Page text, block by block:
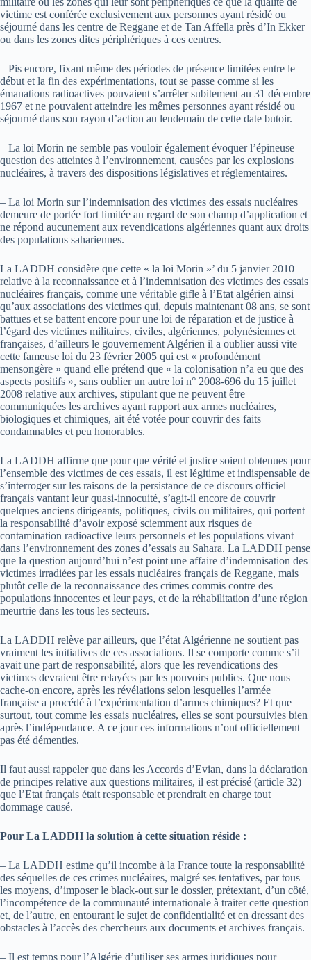
victime est conférée exclusivement aux personnes ayant résidé ou
séjourné dans les centre de Reggane et de Tan Affella près d’In Ekker
ou dans les zones dites périphériques à ces centres.
– Pis encore, fixant même des périodes de présence limitées entre le
début et la fin des expérimentations, tout se passe comme si les
émanations radioactives pouvaient s’arrêter subitement au 31 décembre
1967 et ne pouvaient atteindre les mêmes personnes ayant résidé ou
séjourné dans son rayon d’action au lendemain de cette date butoir.
– La loi Morin ne semble pas vouloir également évoquer l’épineuse
question des atteintes à l’environnement, causées par les explosions
nucléaires, à travers des dispositions législatives et réglementaires.
– La loi Morin sur l’indemnisation des victimes des essais nucléaires
demeure de portée fort limitée au regard de son champ d’application et
ne répond aucunement aux revendications algériennes quant aux droits
des populations sahariennes.
La LADDH considère que cette « la loi Morin »’ du 5 janvier 2010
relative à la reconnaissance et à l’indemnisation des victimes des essais
nucléaires français, comme une véritable gifle à l’Etat algérien ainsi
qu’aux associations des victimes qui, depuis maintenant 08 ans, se sont
battues et se battent encore pour une loi de réparation et de justice à
l’égard des victimes militaires, civiles, algériennes, polynésiennes et
françaises, d’ailleurs le gouvernement Algérien il a oublier aussi vite
cette fameuse loi du 23 février 2005 qui est « profondément
mensongère » quand elle prétend que « la colonisation n’a eu que des
aspects positifs », sans oublier un autre loi n° 2008-696 du 15 juillet
2008 relative aux archives, stipulant que ne peuvent être
communiquées les archives ayant rapport aux armes nucléaires,
biologiques et chimiques, ait été votée pour couvrir des faits
condamnables et peu honorables.
La LADDH affirme que pour que vérité et justice soient obtenues pour
l’ensemble des victimes de ces essais, il est légitime et indispensable de
s’interroger sur les raisons de la persistance de ce discours officiel
français vantant leur quasi-innocuité, s’agit-il encore de couvrir
quelques anciens dirigeants, politiques, civils ou militaires, qui portent
la responsabilité d’avoir exposé sciemment aux risques de
contamination radioactive leurs personnels et les populations vivant
dans l’environnement des zones d’essais au Sahara. La LADDH pense
que la question aujourd’hui n’est point une affaire d’indemnisation des
victimes irradiées par les essais nucléaires français de Reggane, mais
plutôt celle de la reconnaissance des crimes commis contre des
populations innocentes et leur pays, et de la réhabilitation d’une région
meurtrie dans les tous les secteurs.
La LADDH relève par ailleurs, que l’état Algérienne ne soutient pas
vraiment les initiatives de ces associations. Il se comporte comme s’il
avait une part de responsabilité, alors que les revendications des
victimes devraient être relayées par les pouvoirs publics. Que nous
cache-on encore, après les révélations selon lesquelles l’armée
française a procédé à l’expérimentation d’armes chimiques? Et que
surtout, tout comme les essais nucléaires, elles se sont poursuivies bien
après l’indépendance. A ce jour ces informations n’ont officiellement
pas été démenties.
Il faut aussi rappeler que dans les Accords d’Evian, dans la déclaration
de principes relative aux questions militaires, il est précisé (article 32)
que l’Etat français était responsable et prendrait en charge tout
dommage causé.
Pour La LADDH la solution à cette situation réside :
– La LADDH estime qu’il incombe à la France toute la responsabilité
des séquelles de ces crimes nucléaires, malgré ses tentatives, par tous
les moyens, d’imposer le black-out sur le dossier, prétextant, d’un côté,
l’incompétence de la communauté internationale à traiter cette question
et, de l’autre, en entourant le sujet de confidentialité et en dressant des
obstacles à l’accès des chercheurs aux documents et archives français.
– Il est temps pour l’Algérie d’utiliser ses armes juridiques pour